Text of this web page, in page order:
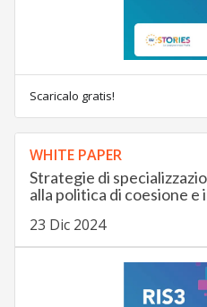
Scaricalo gratis!
WHITE PAPER
Strategie di
alla politica di coesione e
23 Dic 2024